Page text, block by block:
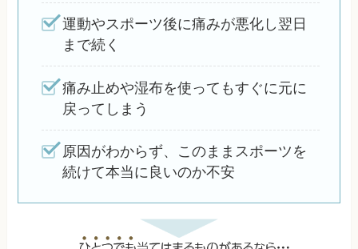
運動やスポーツ後に痛みが悪化し翌日
まで続く
痛み止めや湿布を使ってもすぐに元に
戻ってしまう
原因がわからず、このままスポーツを
続けて本当に良いのか不安